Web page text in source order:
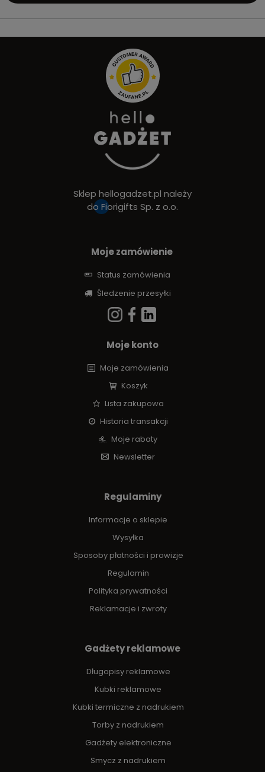
Sklep hellogadzet.pl należy
do Fiorigifts Sp. z o.o.
Moje zamówienie
Status zamówienia
Śledzenie przesyłki
Moje konto
Moje zamówienia
Koszyk
Lista zakupowa
Historia transakcji
Moje rabaty
Newsletter
Regulaminy
Informacje o sklepie
Wysyłka
Sposoby płatności i prowizje
Regulamin
Polityka prywatności
Reklamacje i zwroty
Gadżety reklamowe
Długopisy reklamowe
Kubki reklamowe
Kubki termiczne z nadrukiem
Torby z nadrukiem
Gadżety elektroniczne
Smycz z nadrukiem